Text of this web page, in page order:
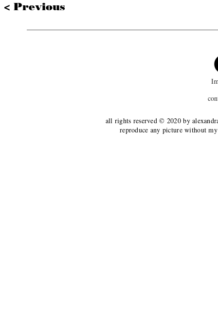
< Previous
all rights reserved © 2020 by
reproduce any picture without